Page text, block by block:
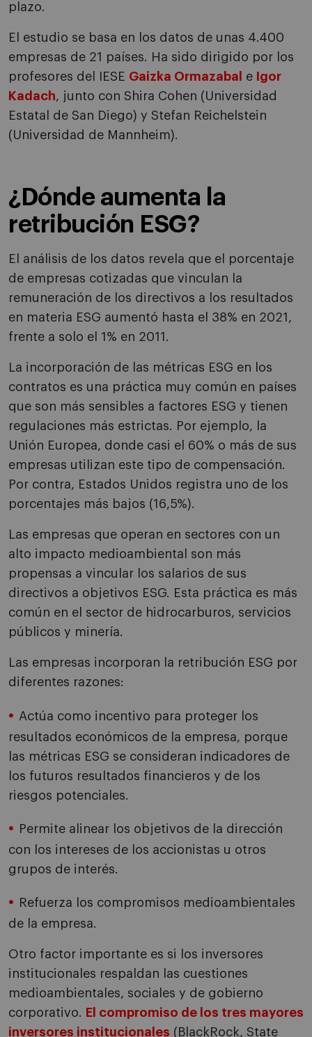
plazo.
El estudio se basa en los datos de unas 4.400
empresas de 21 países. Ha sido dirigido por los
profesores del IESE Gaizka Ormazabal e
Igor
Kadach, junto con Shira Cohen (Universidad
Estatal de San Diego) y Stefan Reichelstein
(Universidad de Mannheim).
¿Dónde aumenta la
retribución ESG?
El análisis de los datos revela que el porcentaje
de empresas cotizadas que vinculan la
remuneración de los directivos a los resultados
en materia ESG aumentó hasta el 38% en 2021,
frente a solo el 1% en 2011.
La incorporación de las métricas ESG en los
contratos es una práctica muy común en países
que son más sensibles a factores ESG y tienen
regulaciones más estrictas. Por ejemplo, la
Unión Europea, donde casi el 60% o más de sus
empresas utilizan este tipo de compensación.
Por contra, Estados Unidos registra uno de los
porcentajes más bajos (16,5%).
Las empresas que operan en sectores con un
alto impacto medioambiental son más
propensas a vincular los salarios de sus
directivos a objetivos ESG. Esta práctica es más
común en el sector de hidrocarburos, servicios
públicos y minería.
Las empresas incorporan la retribución ESG por
diferentes razones:
Actúa como incentivo para proteger los
resultados económicos de la empresa, porque
las métricas ESG se consideran indicadores de
los futuros resultados financieros y de los
riesgos potenciales.
Permite alinear los objetivos de la dirección
con los intereses de los accionistas u otros
grupos de interés.
Refuerza los compromisos medioambientales
de la empresa.
Otro factor importante es si los inversores
institucionales respaldan las cuestiones
medioambientales, sociales y de gobierno
corporativo. El compromiso de los tres mayores
inversores institucionales (BlackRock, State